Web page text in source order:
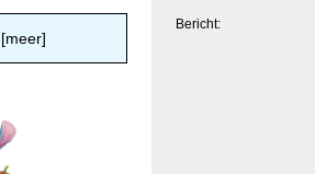
Bericht: